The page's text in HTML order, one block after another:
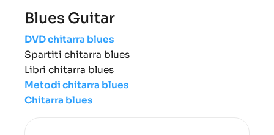
Blues Guitar
DVD chitarra blues
Spartiti chitarra blues
Libri chitarra blues
Metodi chitarra blues
Chitarra blues